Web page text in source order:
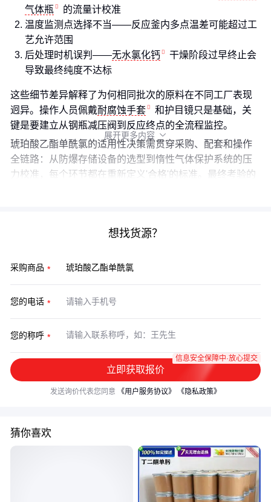
气体瓶
的流量计校准
温度监测点选择不当——反应釜内多点温差可能超过工
艺允许范围
后处理时机误判——无水氯化钙
干燥阶段过早终止会
导致最终纯度不达标
这些细节差异解释了为何相同批次的原料在不同工厂表现
迥异。操作人员佩戴耐腐蚀手套
和护目镜只是基础，关
键是要建立从钢瓶减压阀到反应终点的全流程监控。
琥珀酸乙酯单酰氯的适用性决策需贯穿采购、配套和操作
全链路：从防爆存储设备的选型到惰性气体保护系统的压
力校准，每个环节都在重新定义'合格'的标准。最终考验的
展开更多内容 
想找货源？
采购商品
您的电话
您的称呼
立即获取报价
信息安全保障中·放心提交
发送询价代表您同意 《用户服务协议》 《隐私政策》
猜你喜欢